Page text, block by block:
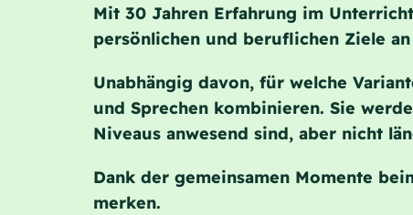
Mit 30 Jahren Erfahrung im
persönlichen und beruflichen Ziele
Unabhängig davon, für welche
und Sprechen kombinieren. Sie
Niveaus anwesend sind, aber nicht
Dank der gemeinsamen Momente
merken.